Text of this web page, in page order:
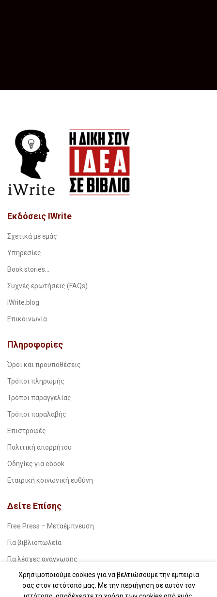
Εκδόσεις IWrite
Σχετικά με εμάς
Υπηρεσίες
Book stories…
Συχνές ερωτήσεις (FAQs)
iWrite.blog
Επικοινωνία
Πληροφορίες
Όροι και προϋποθέσεις
Τρόποι πληρωμής
Τρόποι παραγγελίας
Τρόποι παραλαβής
Επιστροφές
Πολιτική απορρήτου
Οδηγίες για ebook
Εταιρική κοινωνική ευθύνη
Δείτε Επίσης
Free Press – Μεταέμπνευση
Για βιβλιοπωλεία
Για λέσχες ανάγνωσης
Για δημοσιογράφους
Για σχολεία
Χρησιμοποιούμε cookies για να βελτιώσουμε την εμπειρία
σας στον ιστότοπό μας. Με την περιήγηση σε αυτόν τον